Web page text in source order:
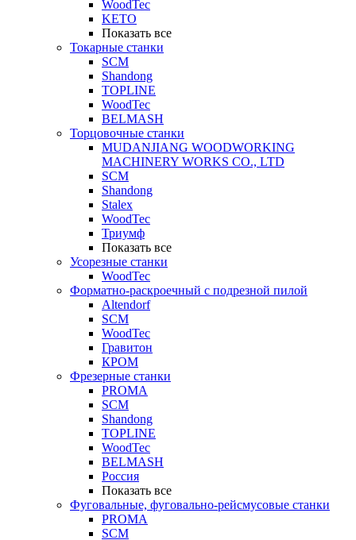
WoodTec
KETO
Показать все
Токарные станки
SCM
Shandong
TOPLINE
WoodTec
BELMASH
Торцовочные станки
MUDANJIANG WOODWORKING
MACHINERY WORKS CO., LTD
SCM
Shandong
Stalex
WoodTec
Триумф
Показать все
Усорезные станки
WoodTec
Форматно-раскроечный с подрезной пилой
Altendorf
SCM
WoodTec
Гравитон
КРОМ
Фрезерные станки
PROMA
SCM
Shandong
TOPLINE
WoodTec
BELMASH
Россия
Показать все
Фуговальные, фуговально-рейсмусовые станки
PROMA
SCM